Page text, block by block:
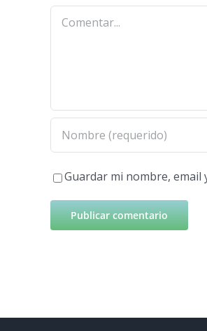
Comentar
Guardar mi nombre, email